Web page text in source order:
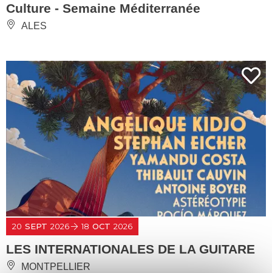
Culture - Semaine Méditerranée
ALES
20 SEPT 2026 18 OCT 2026
LES INTERNATIONALES DE LA GUITARE
MONTPELLIER